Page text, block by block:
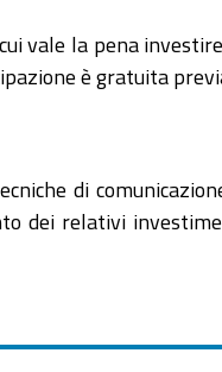
vale la pena
è gratuita
di
dei relativi